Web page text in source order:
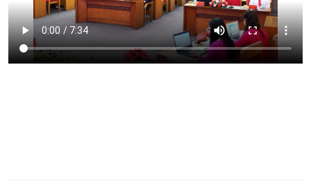
XÂY DỰNG KHÁNH HÒA TRỞ THÀNH THÀNH PHỐ TRỰC THUỘC
ĐẠI HỘI ĐẢNG CÁC CẤP TRANG CHỦ VỀ BÁO KHÁNH HÒA